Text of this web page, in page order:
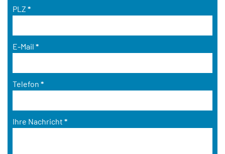
PLZ *
E-Mail *
Telefon *
Ihre Nachricht *